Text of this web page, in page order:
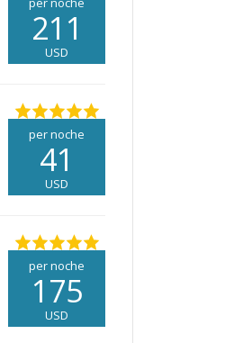
211
USD
per noche
41
USD
per noche
175
USD